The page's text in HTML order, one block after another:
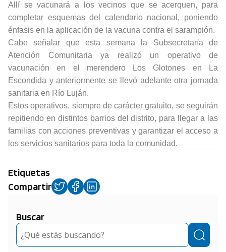
Allí se vacunará a los vecinos que se acerquen, para
completar esquemas del calendario nacional, poniendo
énfasis en la aplicación de la vacuna contra el sarampión.
Cabe señalar que esta semana la Subsecretaría de
Atención Comunitaria ya realizó un operativo de
vacunación en el merendero Los Glotones en La
Escondida y anteriormente se llevó adelante otra jornada
sanitaria en Río Luján.
Estos operativos, siempre de carácter gratuito, se seguirán
repitiendo en distintos barrios del distrito, para llegar a las
familias con acciones preventivas y garantizar el acceso a
los servicios sanitarios para toda la comunidad.
Etiquetas
Compartir
Buscar
Buscar